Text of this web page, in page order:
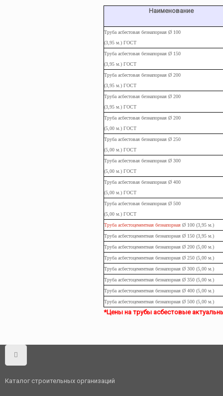
Наименование
Труба асбестовая безнапорная Ø 100
(3,95 м.) ГОСТ
Труба асбестовая безнапорная Ø 150
(3,95 м. ) ГОСТ
Труба асбестовая безнапорная Ø 200
(3,95 м. ) ГОСТ
Труба асбестовая безнапорная Ø 200
(3,95 м. ) ГОСТ
Труба асбестовая безнапорная Ø 200
(5,00 м. ) ГОСТ
Труба асбестовая безнапорная Ø 250
(5,00 м. ) ГОСТ
Труба асбестовая безнапорная Ø 300
(5,00 м. ) ГОСТ
Труба асбестовая безнапорная Ø 400
(5,00 м. ) ГОСТ
Труба асбестовая безнапорная Ø 500
(5,00 м. ) ГОСТ
Труба асбестоцементная безнапорнаяØ 100 (3,95 м. )
Труба асбестоцементная безнапорная Ø 150 (3,95 м. )
Труба асбестоцементная безнапорная Ø 200 (5,00 м. )
Труба асбестоцементная безнапорная Ø 250 (5,00 м. )
Труба асбестоцементная безнапорная Ø 300 (5,00 м. )
Труба асбестоцементная безнапорная Ø 350 (5,00 м. )
Труба асбестоцементная безнапорная Ø 400 (5,00 м. )
Труба асбестоцементная безнапорная Ø 500 (5,00 м. )
*Цены на трубы асбестовые
Каталог строительных организаций